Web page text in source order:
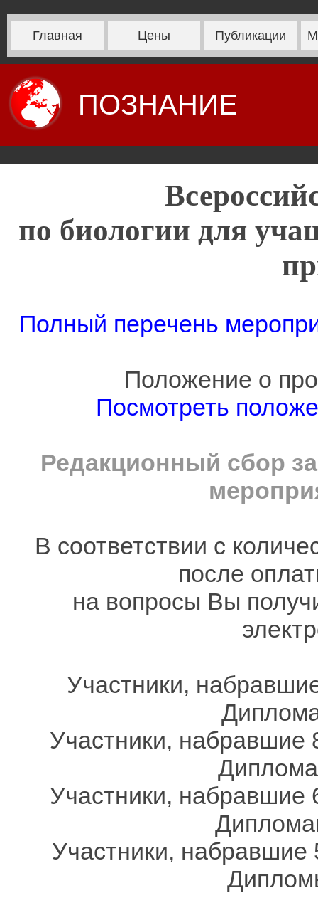
Главная Цены Публикации
ПОЗНАНИЕ
по биологии для
Полный перечень
Положение о
Посмотреть
Редакционный сбор
В соответствии с
после
на вопросы Вы
Участники,
Участники, набравшие
Участники, набравшие
Участники,